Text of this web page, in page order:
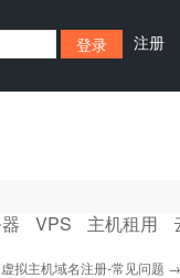
注册
VPS 主机租用
虚拟主机域名注册-常见问题